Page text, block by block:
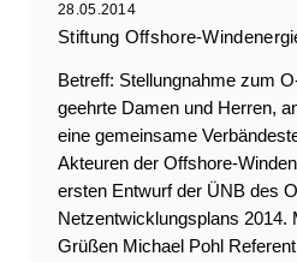
28.05.2014
Stiftung Offshore-
Betreff: Stellungnahme zum
geehrte Damen und Herren,
eine gemeinsame
Akteuren der Offshore-
ersten Entwurf der ÜNB des
Netzentwicklungsplans 2014.
Grüßen Michael Pohl